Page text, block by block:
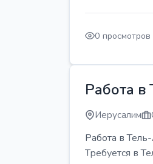
0 просмотров
Работа в
Иерусалим
Работа в
Требуется в